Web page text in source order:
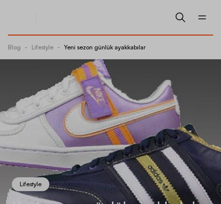
Blog - Lifestyle - Yeni sezon günlük ayakkabılar
Lifestyle